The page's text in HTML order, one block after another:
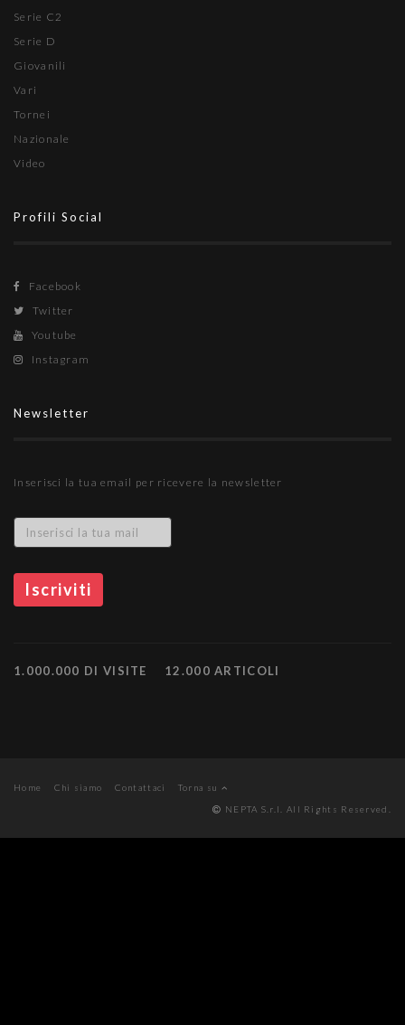
Serie C2
Serie D
Giovanili
Vari
Tornei
Nazionale
Video
Profili Social
Facebook
Twitter
Youtube
Instagram
Newsletter
Inserisci la tua email per ricevere la newsletter
1.000.000 DI VISITE 12.000 ARTICOLI
Home Chi siamo Contattaci
Torna su
NEPTA S.r.l. All Rights Reserved.